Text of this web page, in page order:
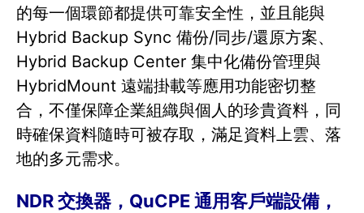
的每一個環節都提供可靠安全性，並且能與
Hybrid Backup Sync 備份/同步/還原方案、
Hybrid Backup Center 集中化備份管理與
HybridMount 遠端掛載等應用功能密切整
合，不僅保障企業組織與個人的珍貴資料，同
時確保資料隨時可被存取，滿足資料上雲、落
地的多元需求。
NDR 交換器，QuCPE 通用客戶端設備，